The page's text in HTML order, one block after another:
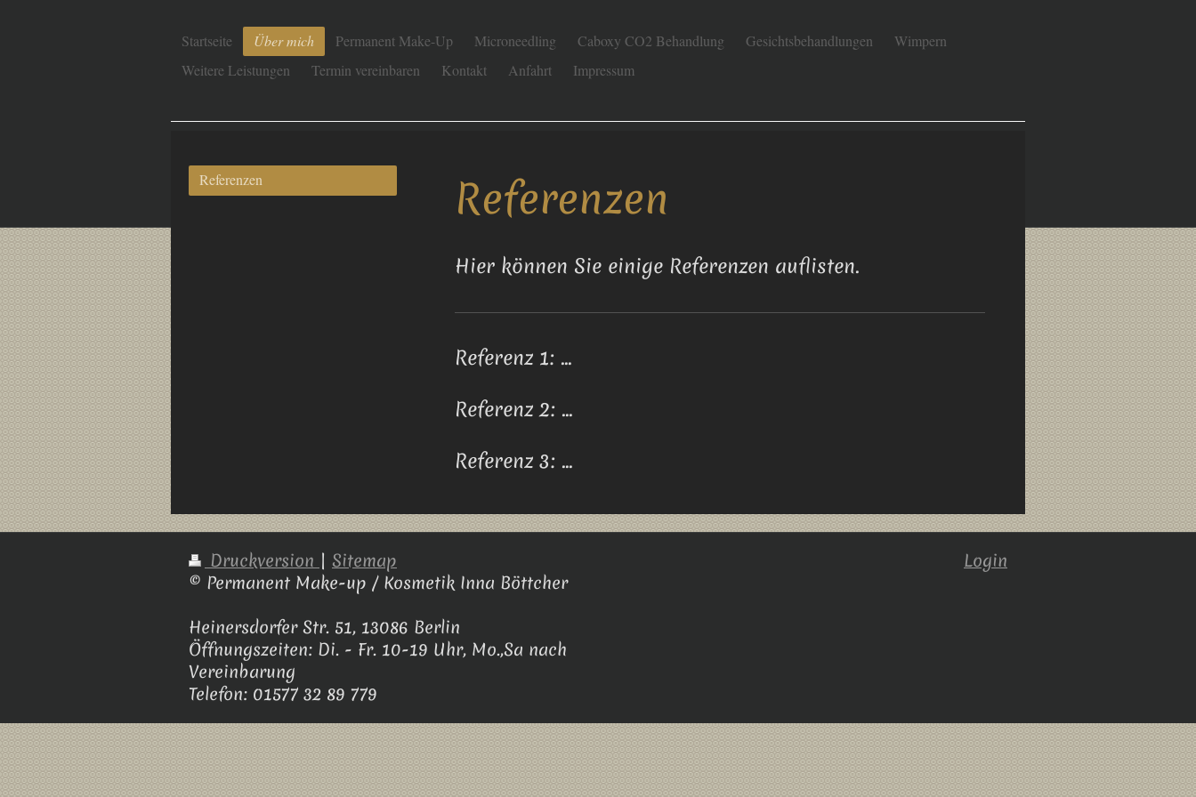
Startseite Über mich Permanent Make-Up Microneedling Caboxy CO2 Behandlung Gesichtsbehandlungen
Wimpern
Weitere Leistungen
Termin vereinbaren Kontakt Anfahrt Impressum
Referenzen
Hier können Sie einige Referenzen auflisten.
Referenz 1: ...
Referenz 2: ...
Referenz 3: ...
Referenzen
Druckversion | Sitemap
© Permanent Make-up / Kosmetik Inna Böttcher
Heinersdorfer Str. 51, 13086 Berlin
Öffnungszeiten: Di. - Fr. 10-19 Uhr, Mo.,Sa nach
Vereinbarung
Telefon: 01577 32 89 779
Login